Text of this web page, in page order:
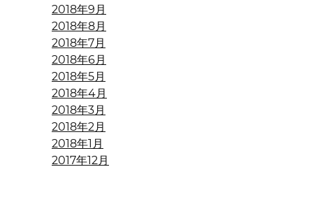
2018年9月
2018年8月
2018年7月
2018年6月
2018年5月
2018年4月
2018年3月
2018年2月
2018年1月
2017年12月